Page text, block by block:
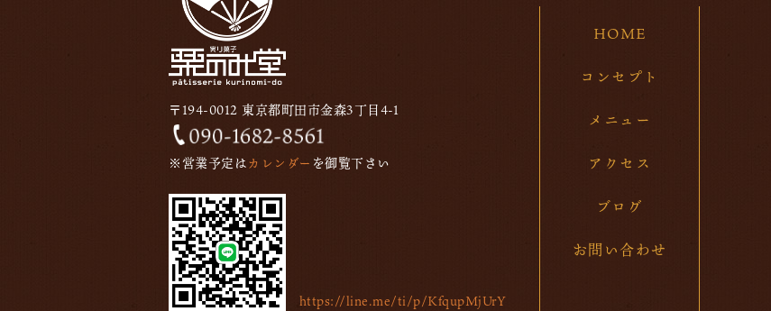
〒194-0012 東京都町田市金森3丁目4-1
※営業予定はカレンダー を御覧下さい
https://line.me/ti/p/KfqupMjUrY
HOME
コンセプト
メニュー
アクセス
ブログ
お問い合わせ